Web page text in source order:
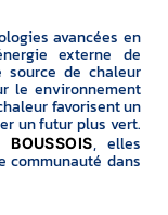
avancées en
externe de
source de chaleur
le environnement
favorisent un
un futur plus vert.
BOUSSOIS, elles
communauté dans